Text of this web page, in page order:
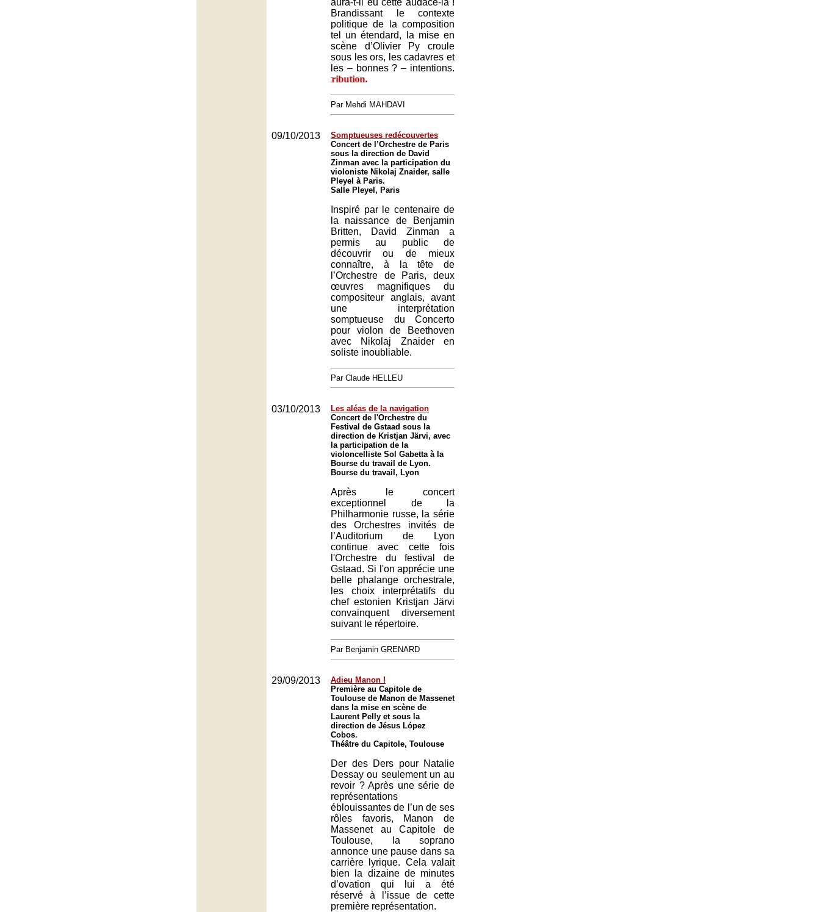
aura-t-il eu cette audace-là !
Brandissant le contexte
politique de la composition
tel un étendard, la mise en
scène d’Olivier Py croule
sous les ors, les cadavres et
les – bonnes ? – intentions.
Par Mehdi MAHDAVI
09/10/2013
Somptueuses redécouvertes
Concert de l’Orchestre de Paris
sous la direction de David
Zinman avec la participation du
violoniste Nikolaj Znaider, salle
Pleyel à Paris.
Salle Pleyel, Paris
Inspiré par le centenaire de
la naissance de Benjamin
Britten, David Zinman a
permis au public de
découvrir ou de mieux
connaître, à la tête de
l’Orchestre de Paris, deux
œuvres magnifiques du
compositeur anglais, avant
une interprétation
somptueuse du Concerto
pour violon de Beethoven
avec Nikolaj Znaider en
soliste inoubliable.
Par Claude HELLEU
03/10/2013
Les aléas de la navigation
Concert de l'Orchestre du
Festival de Gstaad sous la
direction de Kristjan Järvi, avec
la participation de la
violoncelliste Sol Gabetta à la
Bourse du travail de Lyon.
Bourse du travail, Lyon
Après le concert
exceptionnel de la
Philharmonie russe, la série
des Orchestres invités de
l’Auditorium de Lyon
continue avec cette fois
l'Orchestre du festival de
Gstaad. Si l'on apprécie une
belle phalange orchestrale,
les choix interprétatifs du
chef estonien Kristjan Järvi
convainquent diversement
suivant le répertoire.
Par Benjamin GRENARD
29/09/2013
Adieu Manon !
Première au Capitole de
Toulouse de Manon de Massenet
dans la mise en scène de
Laurent Pelly et sous la
direction de Jésus López
Cobos.
Théâtre du Capitole, Toulouse
Der des Ders pour Natalie
Dessay ou seulement un au
revoir ? Après une série de
représentations
éblouissantes de l’un de ses
rôles favoris, Manon de
Massenet au Capitole de
Toulouse, la soprano
annonce une pause dans sa
carrière lyrique. Cela valait
bien la dizaine de minutes
d’ovation qui lui a été
réservé à l’issue de cette
première représentation.